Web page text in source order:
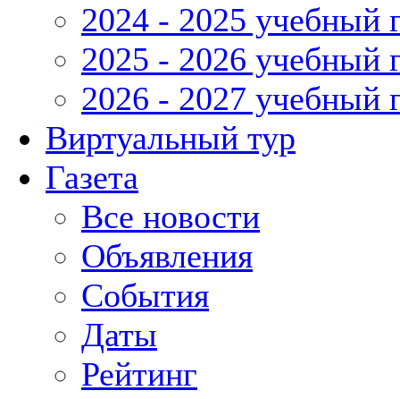
2024 - 2025 учебный
2025 - 2026 учебный
2026 - 2027 учебный
Виртуальный тур
Газета
Все новости
Объявления
События
Даты
Рейтинг